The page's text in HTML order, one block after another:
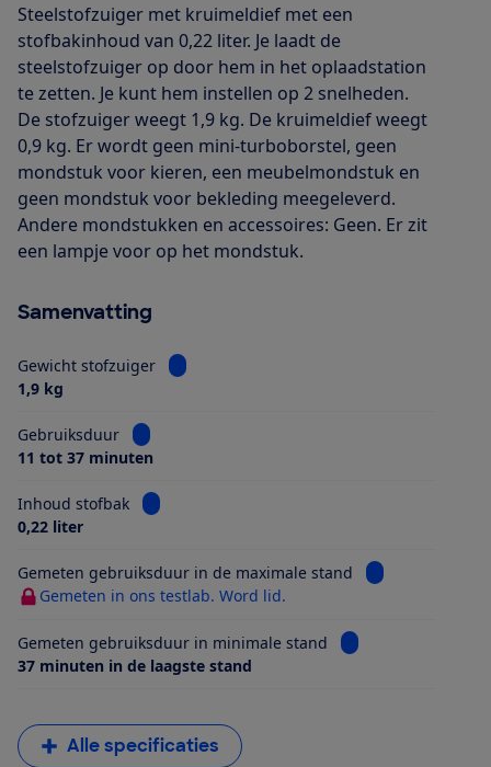
Steelstofzuiger met kruimeldief met een
stofbakinhoud van 0,22 liter. Je laadt de
steelstofzuiger op door hem in het oplaadstation
te zetten. Je kunt hem instellen op 2 snelheden.
De stofzuiger weegt 1,9 kg. De kruimeldief weegt
0,9 kg. Er wordt geen mini-turboborstel, geen
mondstuk voor kieren, een meubelmondstuk en
geen mondstuk voor bekleding meegeleverd.
Andere mondstukken en accessoires: Geen. Er zit
een lampje voor op het mondstuk.
Samenvatting
Gewicht stofzuiger
Bekijk informatie voor Gewicht stofzuiger
1,9 kg
Gebruiksduur
Bekijk informatie voor Gebruiksduur
11 tot 37 minuten
Inhoud stofbak
Bekijk informatie voor Inhoud stofbak
0,22 liter
Gemeten gebruiksduur in de maximale stand
Bekijk
Gemeten in ons testlab. Word lid.
Gemeten gebruiksduur in minimale stand
Bekijk informatie
37 minuten in de laagste stand
Alle specificaties